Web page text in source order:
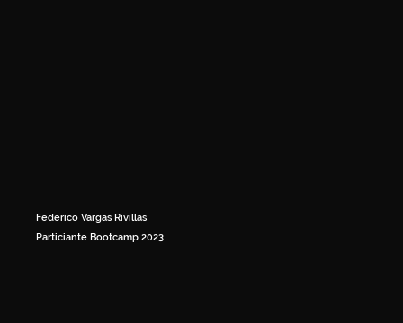
Federico Vargas Rivillas
Particiante Bootcamp 2023